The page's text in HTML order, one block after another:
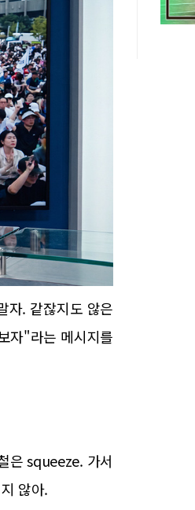
자. 같잖지도 않은
자"라는 메시지를
은 squeeze. 가서
않아.